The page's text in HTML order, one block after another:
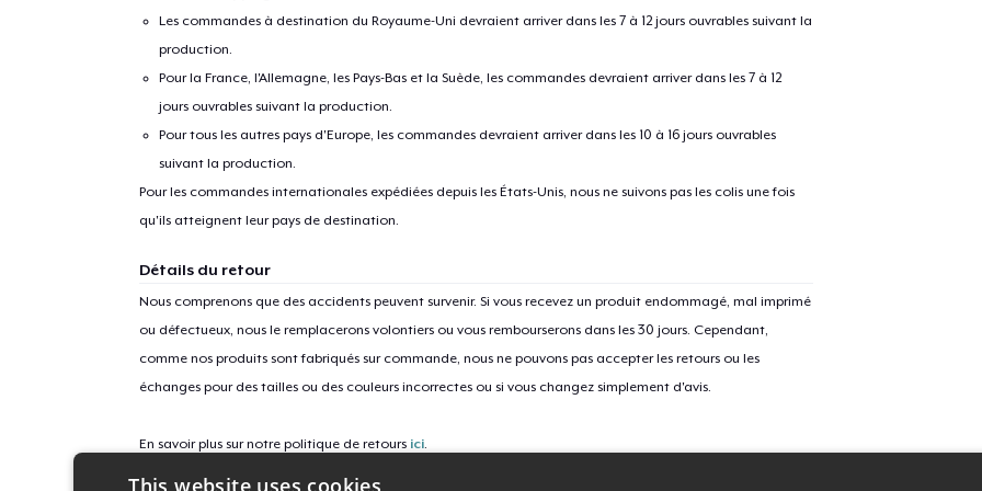
Les commandes à destination du Royaume-Uni devraient arriver dans les 7 à 12 jours ouvrables suivant la
production.
Pour la France, l'Allemagne, les Pays-Bas et la Suède, les commandes devraient arriver dans les 7 à 12
jours ouvrables suivant la production.
Pour tous les autres pays d'Europe, les commandes devraient arriver dans les 10 à 16 jours ouvrables
suivant la production.
Pour les commandes internationales expédiées depuis les États-Unis, nous ne suivons pas les colis une fois
qu'ils atteignent leur pays de destination.
Détails du retour
Nous comprenons que des accidents peuvent survenir. Si vous recevez un produit endommagé, mal imprimé
ou défectueux, nous le remplacerons volontiers ou vous rembourserons dans les 30 jours. Cependant,
comme nos produits sont fabriqués sur commande, nous ne pouvons pas accepter les retours ou les
échanges pour des tailles ou des couleurs incorrectes ou si vous changez simplement d'avis.
En savoir plus sur notre politique de retours ici.
Vérification
This website uses cookies